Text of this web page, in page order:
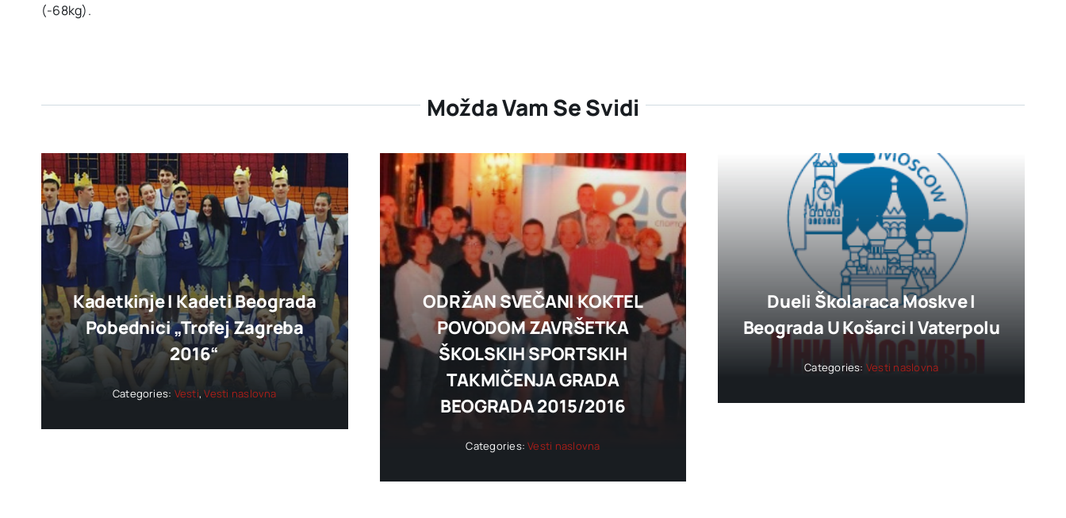
(-68kg).
Možda Vam Se Svidi
Kadetkinje I Kadeti Beograda
Pobednici „trofej Zagreba
2016“
Categories: Vesti,Vesti naslovna
ODRŽAN SVEČANI KOKTEL
POVODOM ZAVRŠETKA
ŠKOLSKIH SPORTSKIH
TAKMIČENJA GRADA
BEOGRADA 2015/2016
Categories:Vesti naslovna
Dueli Školaraca Moskve I
Beograda U Košarci I Vaterpolu
Categories: Vesti naslovna